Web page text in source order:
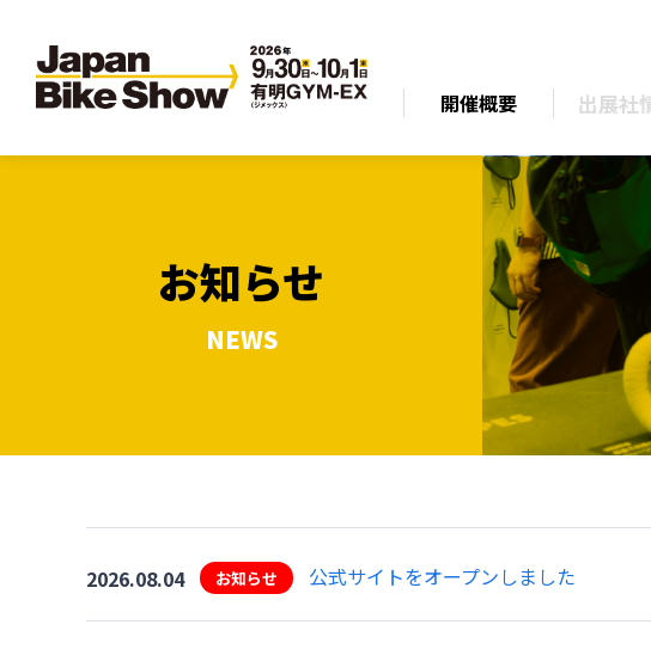
開催概要 出展社
お知らせ
NEWS
2026.08.04 お知らせ 公式サイトをオープンしました